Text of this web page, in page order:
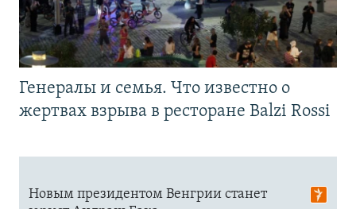
Генералы и семья. Что известно о
жертвах взрыва в ресторане Balzi Rossi